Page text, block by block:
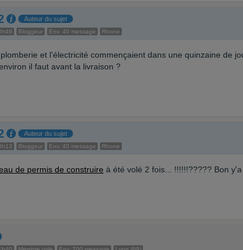
Auteur du sujet
Bloggeur Env. 40 message Rhone
et l'électricité commençaient dans une quinzaine de
il faut avant la livraison ?
Auteur du sujet
Bloggeur Env. 40 message Rhone
de permis de construire à été volé 2 fois... !!!!!!????? Bon